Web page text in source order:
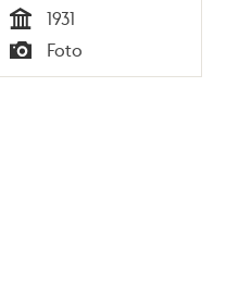
Tid
1931
Typ
Foto